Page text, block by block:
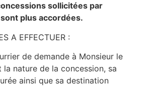
sollicitées par
plus accordées.
A EFFECTUER :
de demande à Monsieur le
la nature de la concession, sa
ainsi que sa destination